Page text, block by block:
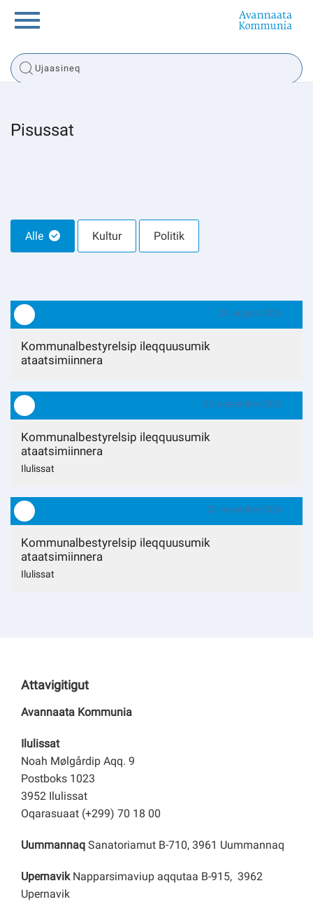
Innuttaasunut
Kommuni pillugu paasissutissat
Pisussat
Alle Kultur Politik
Kommunalbestyrelsip ileqquusumik
ataatsimiinnera
28. august 2026
Kommunalbestyrelsip ileqquusumik
ataatsimiinnera
25. september 2026
Ilulissat
Kommunalbestyrelsip ileqquusumik
ataatsimiinnera
23. november 2026
Ilulissat
Attavigitigut
Avannaata Kommunia
Ilulissat
Noah Mølgårdip Aqq. 9
Postboks 1023
3952 Ilulissat
Oqarasuaat (+299) 70 18 00
Uummannaq Sanatoriamut B-710, 3961 Uummannaq
Upernavik Napparsimaviup aqqutaa B-915, 3962
Upernavik